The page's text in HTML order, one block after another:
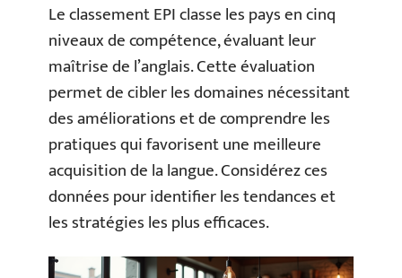
Le classement EPI classe les pays en cinq
niveaux de compétence, évaluant leur
maîtrise de l’anglais. Cette évaluation
permet de cibler les domaines nécessitant
des améliorations et de comprendre les
pratiques qui favorisent une meilleure
acquisition de la langue. Considérez ces
données pour identifier les tendances et
les stratégies les plus efficaces.